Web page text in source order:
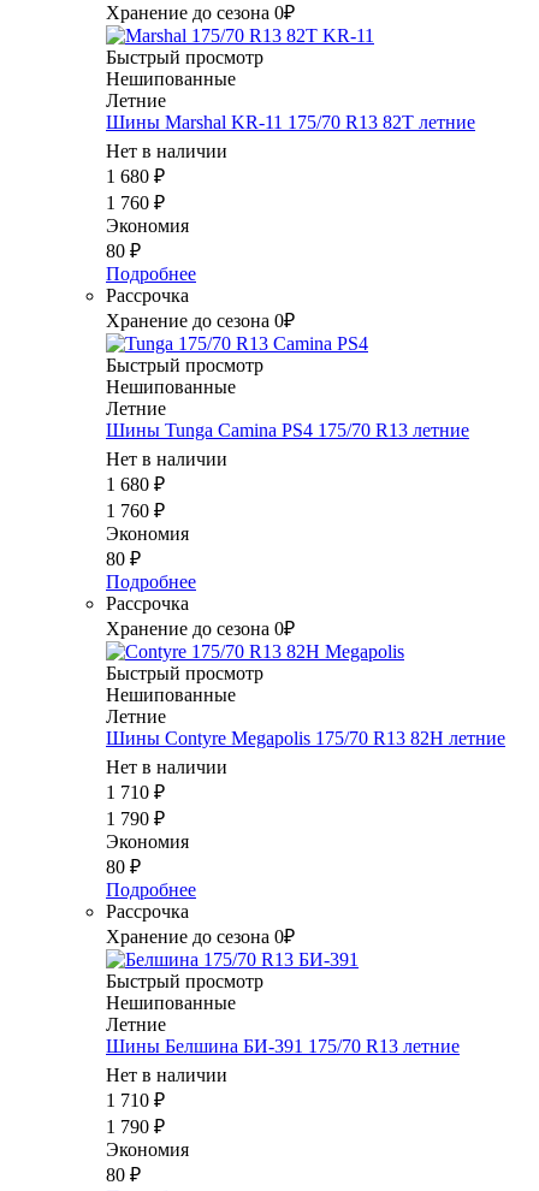
Хранение до сезона 0₽
Быстрый просмотр
Нешипованные
Летние
Шины Marshal KR-11 175/70 R13 82T летние
Нет в наличии
1 680 ₽
1 760 ₽
Экономия
80 ₽
Подробнее
Рассрочка
Хранение до сезона 0₽
Быстрый просмотр
Нешипованные
Летние
Шины Tunga Camina PS4 175/70 R13 летние
Нет в наличии
1 680 ₽
1 760 ₽
Экономия
80 ₽
Подробнее
Рассрочка
Хранение до сезона 0₽
Быстрый просмотр
Нешипованные
Летние
Шины Contyre Megapolis 175/70 R13 82H летние
Нет в наличии
1 710 ₽
1 790 ₽
Экономия
80 ₽
Подробнее
Рассрочка
Хранение до сезона 0₽
Быстрый просмотр
Нешипованные
Летние
Шины Белшина БИ-391 175/70 R13 летние
Нет в наличии
1 710 ₽
1 790 ₽
Экономия
80 ₽